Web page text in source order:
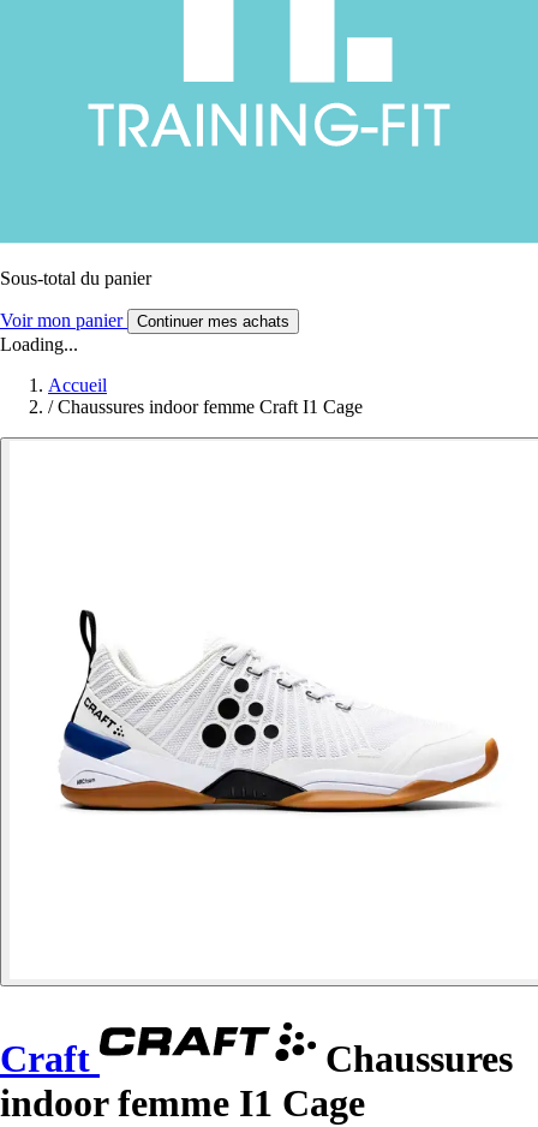
Sous-total du panier
Voir mon panier Continuer mes achats
Loading...
Accueil
/ Chaussures indoor femme Craft I1 Cage
Craft
Chaussures
indoor femme I1 Cage